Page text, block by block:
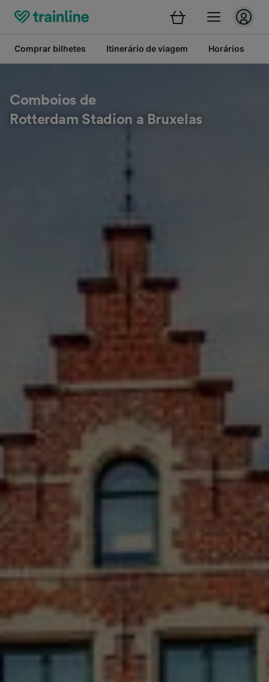
Comprar bilhetes Itinerário de viagem Horários
Comboios de
Rotterdam Stadion a Bruxelas